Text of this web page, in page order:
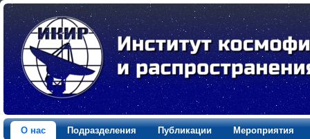
О нас Подразделения Публикации
Мероприятия